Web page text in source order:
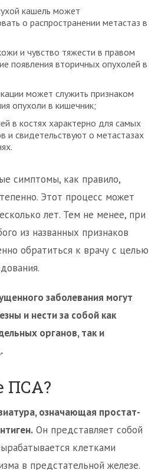
кашель может
о распространении метастаз в
и чувство тяжести в правом
появления вторичных опухолей в
может служить признаком
опухоли в кишечник;
в костях характерно для самых
и свидетельствуют о метастазах
симптомы, как правило,
Этот процесс может
лет. Тем не менее, при
из названных признаков
обратиться к врачу с целью
заболевания могут
и нести за собой как
органов, так и
ПСА?
означающая простат-
Он представляет собой
клетками
в предстательной железе.